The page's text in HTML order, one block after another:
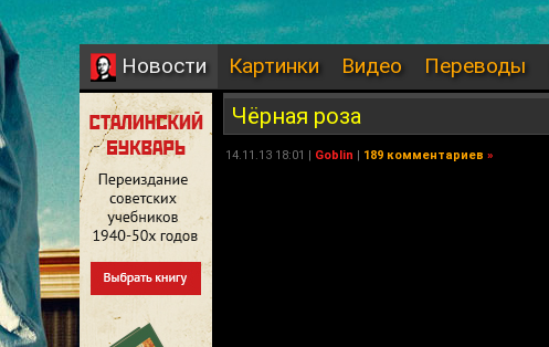
Новости Картинки Видео Переводы
Чёрная роза
14.11.13 18:01 | Goblin | 189 комментариев »